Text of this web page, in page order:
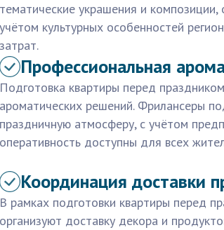
тематические украшения и
учётом культурных особенностей
затрат.
Профессиональная
Подготовка квартиры перед
ароматических решений. Фрилансеры
праздничную атмосферу, с учётом
оперативность доступны для всех
Координация доставки
В рамках подготовки квартиры перед
организуют доставку декора и